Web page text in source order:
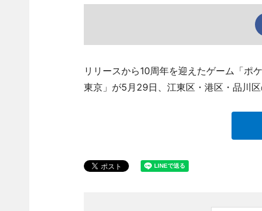
リリースから10周年を迎えたゲーム「ポ
東京」が5月29日、江東区・港区・品川区